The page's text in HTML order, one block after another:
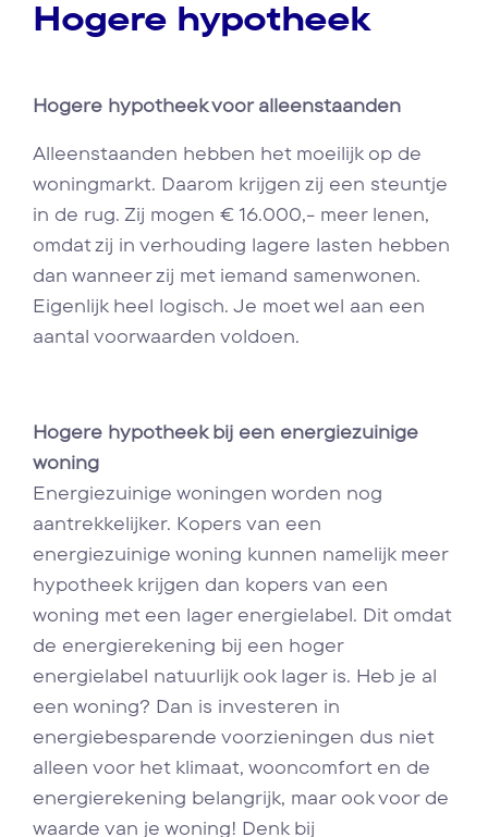
Hogere hypotheek
Hogere hypotheek voor alleenstaanden
Alleenstaanden hebben het moeilijk op de
woningmarkt. Daarom krijgen zij een steuntje
in de rug. Zij mogen € 16.000,- meer lenen,
omdat zij in verhouding lagere lasten hebben
dan wanneer zij met iemand samenwonen.
Eigenlijk heel logisch. Je moet wel aan een
aantal voorwaarden voldoen.
Hogere hypotheek bij een energiezuinige
woning
Energiezuinige woningen worden nog
aantrekkelijker. Kopers van een
energiezuinige woning kunnen namelijk meer
hypotheek krijgen dan kopers van een
woning met een lager energielabel. Dit omdat
de energierekening bij een hoger
energielabel natuurlijk ook lager is. Heb je al
een woning? Dan is investeren in
energiebesparende voorzieningen dus niet
alleen voor het klimaat, wooncomfort en de
energierekening belangrijk, maar ook voor de
waarde van je woning! Denk bij